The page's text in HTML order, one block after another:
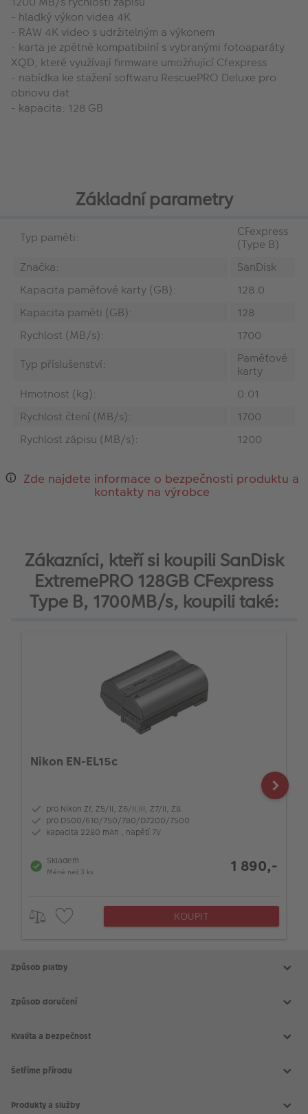
- hladký výkon videa 4K
- RAW 4K video s udržitelným a výkonem
- karta je zpětně kompatibilní s vybranými fotoaparáty
XQD, které využívají firmware umožňující Cfexpress
- nabídka ke stažení softwaru RescuePRO Deluxe pro
obnovu dat
- kapacita: 128 GB
Základní parametry
Typ paměti:
CFexpress
(Type B)
Značka:
SanDisk
Kapacita paměťové karty (GB):
128.0
Kapacita paměti (GB):
128
Rychlost (MB/s):
1700
Typ příslušenství:
Paměťové
karty
Hmotnost (kg):
0.01
Rychlost čtení (MB/s):
1700
Rychlost zápisu (MB/s):
1200
Zde najdete informace o bezpečnosti produktu a
kontakty na výrobce
Zákazníci, kteří si koupili SanDisk
ExtremePRO 128GB CFexpress
Type B, 1700MB/s, koupili také:
Nikon EN-EL15c
pro Nikon Zf, Z5/II, Z6/II,III, Z7/II, Z8
pro D500/610/750/780/D7200/7500
kapacita 2280 mAh , napětí 7V
Skladem
Méně než 3 ks 1 890,-
KOUPIT
Způsob platby
Způsob doručení
Kvalita a bezpečnost
Šetříme přírodu
Produkty a služby